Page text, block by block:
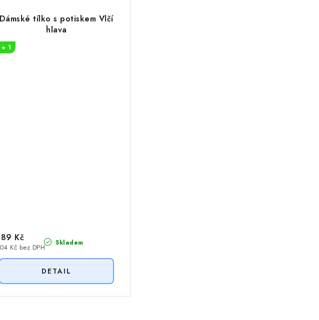
Dámské tílko s potiskem Vlčí
hlava
1
Skladem
Kč bez DPH
Kč